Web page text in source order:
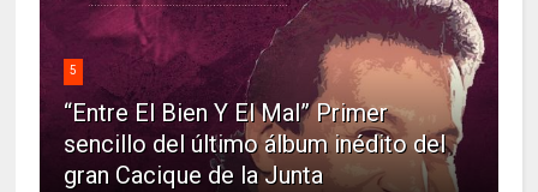
5
“Entre El Bien Y El Mal” Primer
sencillo del último álbum inédito del
gran Cacique de la Junta